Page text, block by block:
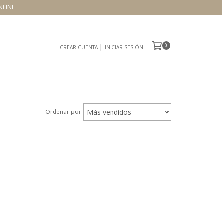
CREAR CUENTA INICIAR SESIÓN 0
Ordenar por